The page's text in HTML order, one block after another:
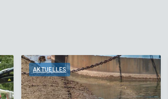
AKTUELLES